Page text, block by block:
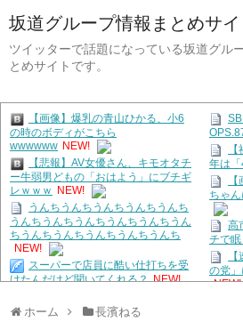
坂道グループ情報まとめサ
ツイッターで話題になっている坂道グル
とめサイトです。
【画像】爆乳の青山ひかる、小6
の時のボディがこちら
wwwwww NEW!
【悲報】AV女優さん、キモオタチ
ー牛弱男どもの「おはよう」にブチギ
レｗｗｗ
NEW!
うんちうんちうんちうんちうんち
うんちうんちうんちうんちうんちうん
ちうんちうんちうんちうんちうんち
NEW!
スーパーで店員に酷い仕打ちを受
けたんだけど聞いてくれる？ NEW!
【悲報】765さんのXRライブ、あ
年は
ちゃ
高
チで眠
の党
NEW!
ホーム 長濱ねる